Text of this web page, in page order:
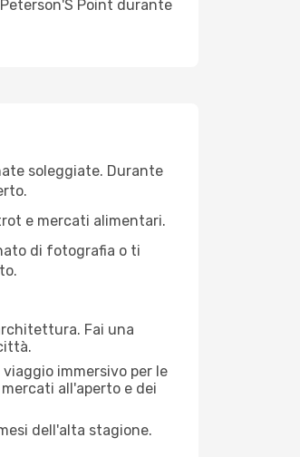
Point durante
soleggiate. Durante
e mercati alimentari.
di fotografia o ti
Fai una
immersivo per le
all'aperto e dei
dell'alta stagione.